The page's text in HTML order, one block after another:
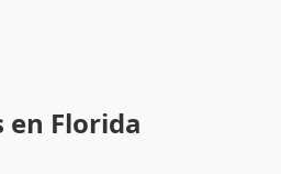
Florida